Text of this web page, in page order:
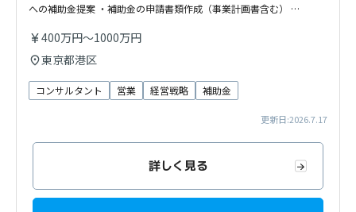
への補助金提案 ・補助金の申請書類作成（事業計画書含む） …
400万円～1000万円
東京都港区
コンサルタント 営業 経営戦略 補助金
更新日:2026.7.17
詳しく見る